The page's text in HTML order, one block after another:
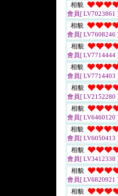
相貌
會員[ LV7023861
相貌
會員[ LV7608246
相貌
會員[ LV7714444
相貌
會員[ LV7714403
相貌
會員[ LV2152280
相貌
會員[ LV6460120
相貌
會員[ LV6050413
相貌
會員[ LV3412338
相貌
會員[ LV6820921
相貌